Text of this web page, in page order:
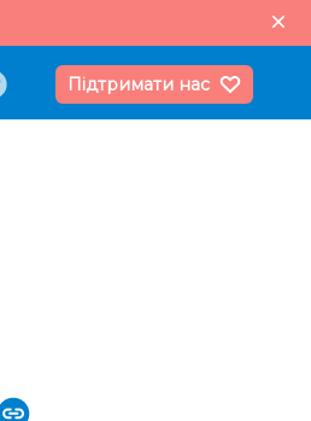
Підтримати нас